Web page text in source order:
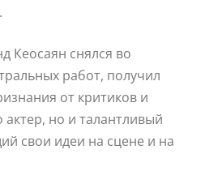
Кеосаян снялся во
работ, получил
от критиков и
но и талантливый
свои идеи на сцене и на